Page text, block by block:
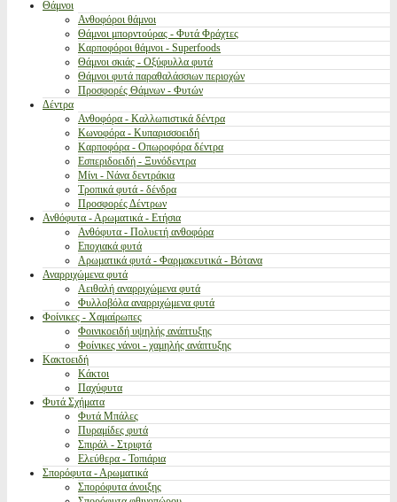
Θάμνοι
Ανθοφόροι θάμνοι
Θάμνοι μπορντούρας - Φυτά Φράχτες
Καρποφόροι θάμνοι - Superfoods
Θάμνοι σκιάς - Οξύφυλλα φυτά
Θάμνοι φυτά παραθαλάσσιων περιοχών
Προσφορές Θάμνων - Φυτών
Δέντρα
Ανθοφόρα - Καλλωπιστικά δέντρα
Κωνοφόρα - Κυπαρισσοειδή
Καρποφόρα - Οπωροφόρα δέντρα
Εσπεριδοειδή - Ξυνόδεντρα
Μίνι - Νάνα δεντράκια
Τροπικά φυτά - δένδρα
Προσφορές Δέντρων
Ανθόφυτα - Αρωματικά - Ετήσια
Ανθόφυτα - Πολυετή ανθοφόρα
Εποχιακά φυτά
Αρωματικά φυτά - Φαρμακευτικά - Βότανα
Αναρριχώμενα φυτά
Αειθαλή αναρριχώμενα φυτά
Φυλλοβόλα αναρριχώμενα φυτά
Φοίνικες - Χαμαίρωπες
Φοινικοειδή υψηλής ανάπτυξης
Φοίνικες νάνοι - χαμηλής ανάπτυξης
Κακτοειδή
Κάκτοι
Παχύφυτα
Φυτά Σχήματα
Φυτά Μπάλες
Πυραμίδες φυτά
Σπιράλ - Στριφτά
Ελεύθερα - Τοπιάρια
Σπορόφυτα - Αρωματικά
Σπορόφυτα άνοιξης